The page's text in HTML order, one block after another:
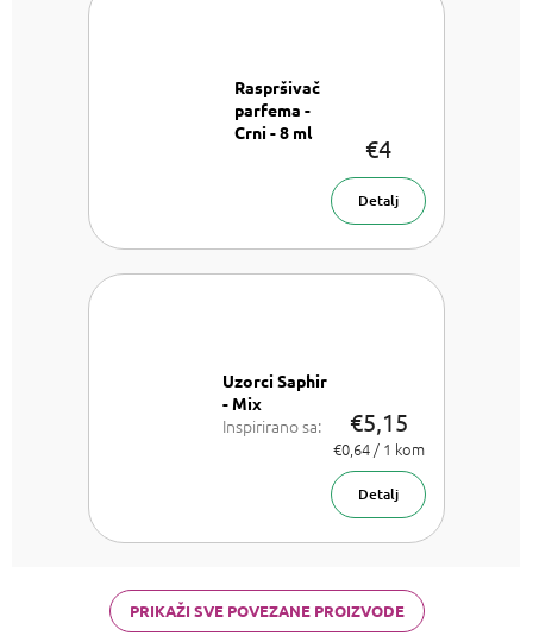
Raspršivač
parfema -
Crni - 8 ml
€4
Detalj
Uzorci Saphir
- Mix
Inspirirano sa:
Mademoiselle,
PR Invictus,
Baccarat R.
€5,15
Izmjeri
cijenu:
€0,64 / 1 kom
Detalj
PRIKAŽI SVE POVEZANE PROIZVODE